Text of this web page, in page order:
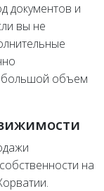
документов и
вы не
большой объем
на